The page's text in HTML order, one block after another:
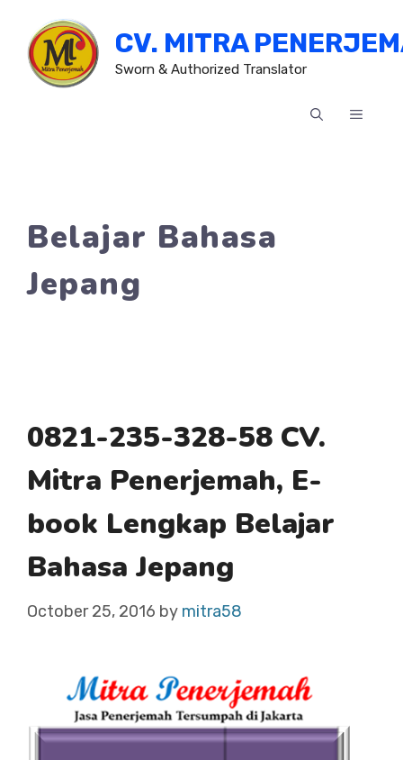
content
CV. MITRA
Sworn & Authorized Translator
MENU
Belajar Bahasa
Jepang
0821-235-328-58 CV.
Mitra Penerjemah, E-
book Lengkap Belajar
Bahasa Jepang
October 25, 2016 by mitra58